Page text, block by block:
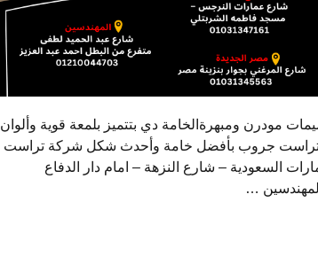
مودرن ومبهرةالخامة دي بتتميز بلمعة قوية وألوان
مع تراست جروب بأفضل خامة وأحدث شكل شركة تراست
للمطابخ والدريسنج رومفرع مدينة نصر : 2 عمارات السعودية – شارع النزهة – امام دار الدفاع